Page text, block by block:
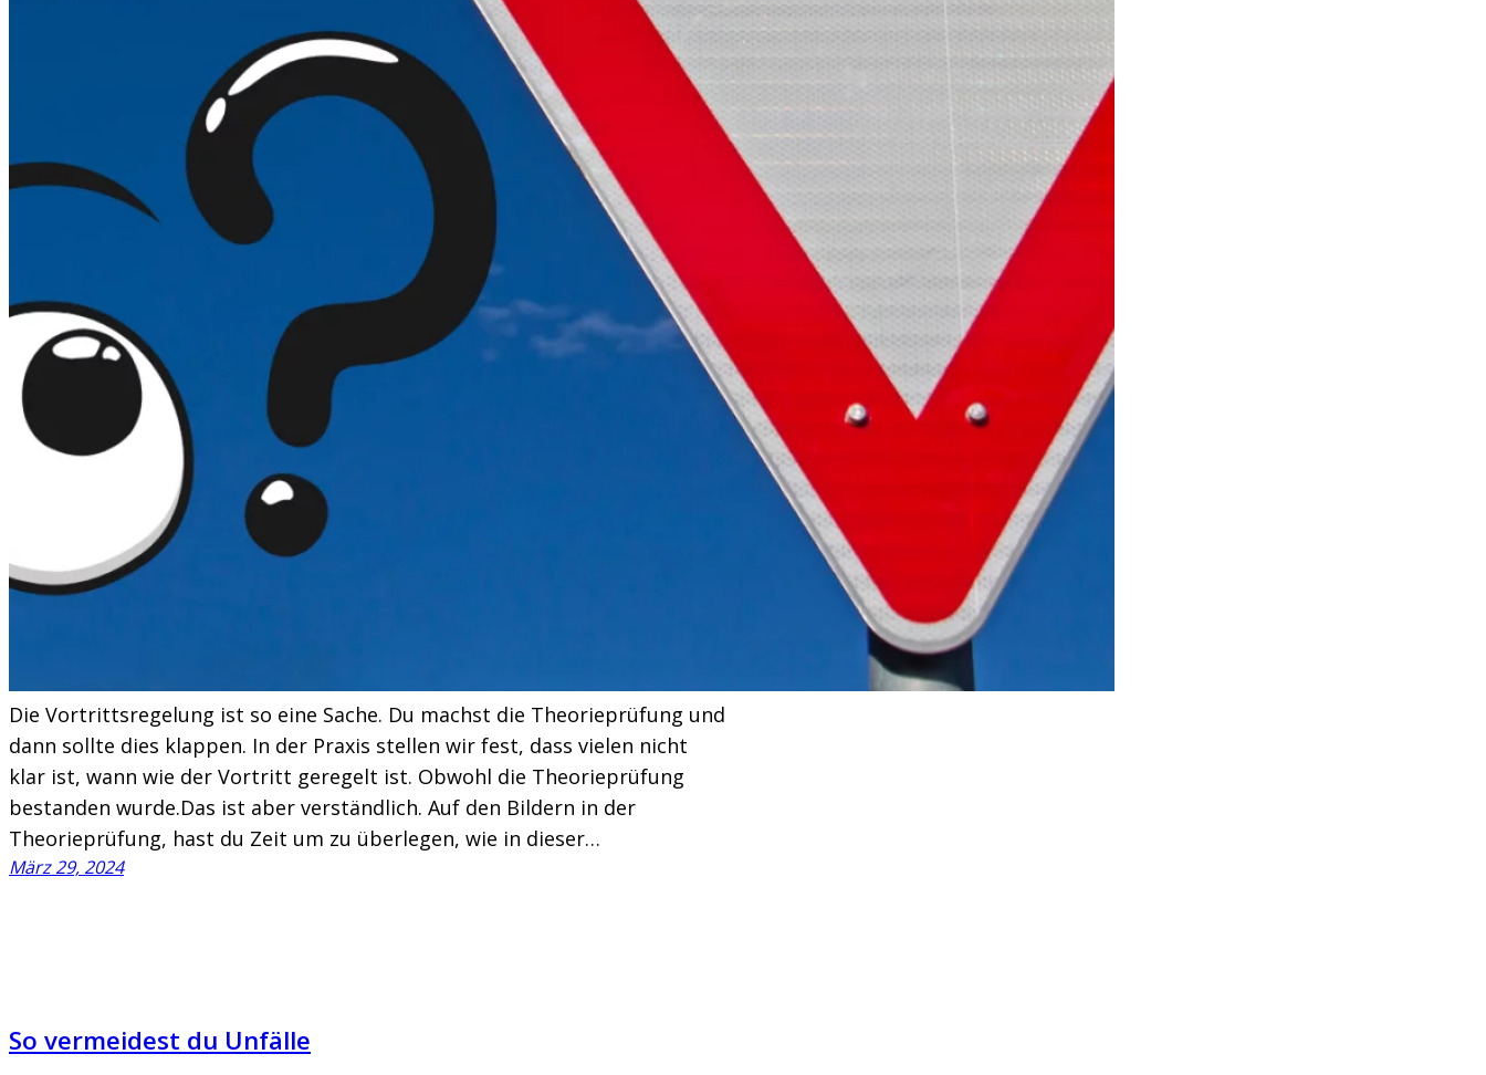
Die Vortrittsregelung ist so eine Sache. Du machst die Theorieprüfung und
dann sollte dies klappen. In der Praxis stellen wir fest, dass vielen nicht
klar ist, wann wie der Vortritt geregelt ist. Obwohl die Theorieprüfung
bestanden wurde.Das ist aber verständlich. Auf den Bildern in der
Theorieprüfung, hast du Zeit um zu überlegen, wie in dieser…
März 29, 2024
So vermeidest du Unfälle